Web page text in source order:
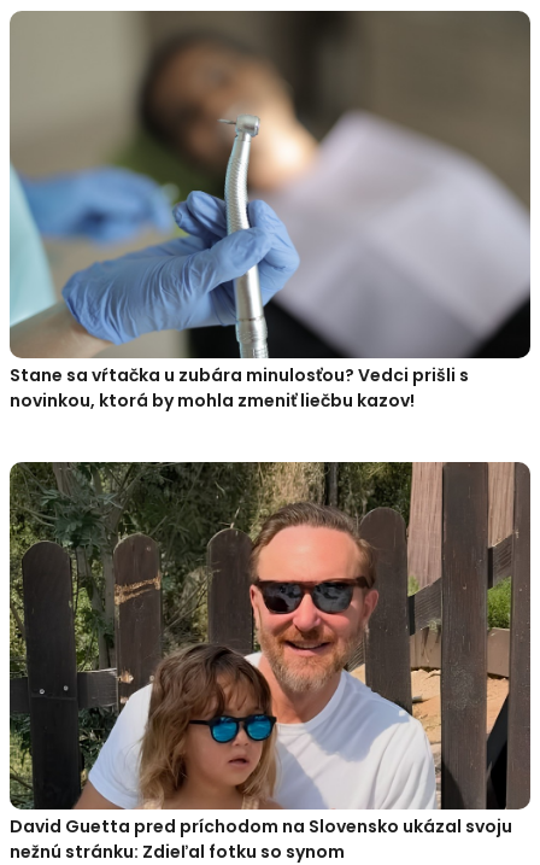
Stane sa vŕtačka u zubára minulosťou? Vedci prišli s
novinkou, ktorá by mohla zmeniť liečbu kazov!
David Guetta pred príchodom na Slovensko ukázal svoju
nežnú stránku: Zdieľal fotku so synom